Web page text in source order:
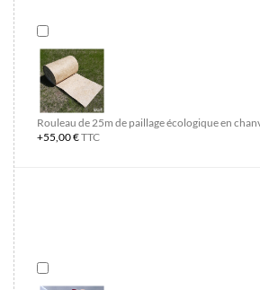
Rouleau de 25m de paillage écologique en
+55,00 €TTC